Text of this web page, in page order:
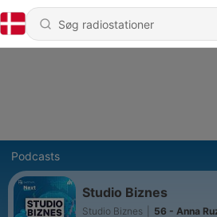
Podcasts
Studio Biznes
Studio Biznes
56 - Anna